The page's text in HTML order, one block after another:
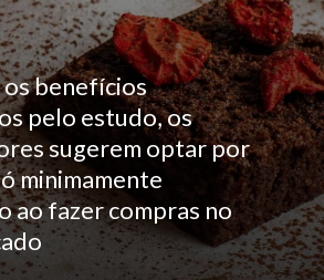
benefícios
pelo estudo, os
sugerem optar por
minimamente
ao fazer compras no